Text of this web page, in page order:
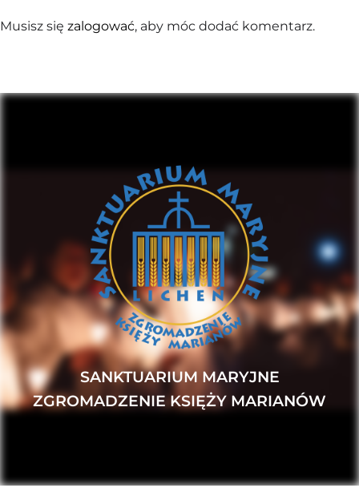
Musisz się zalogować, aby móc dodać komentarz.
SANKTUARIUM MARYJNE
ZGROMADZENIE KSIĘŻY MARIANÓW